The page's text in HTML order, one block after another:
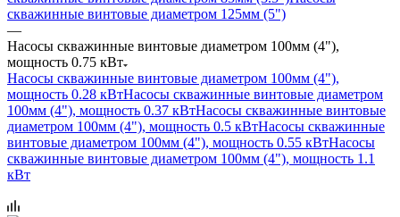
скважинные винтовые диаметром 125мм (5")
—
Насосы скважинные винтовые диаметром 100мм (4"),
мощность 0.75 кВт
Насосы скважинные винтовые диаметром 100мм (4"),
мощность 0.28 кВтНасосы скважинные винтовые диаметром
100мм (4"), мощность 0.37 кВтНасосы скважинные винтовые
диаметром 100мм (4"), мощность 0.5 кВтНасосы скважинные
винтовые диаметром 100мм (4"), мощность 0.55 кВтНасосы
скважинные винтовые диаметром 100мм (4"), мощность 1.1
кВт